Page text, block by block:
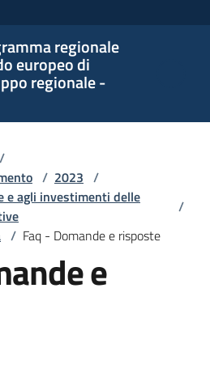
regionale
europeo di
regionale -
/
/ 2023 /
e agli investimenti delle
/
/ Faq - Domande e risposte
e